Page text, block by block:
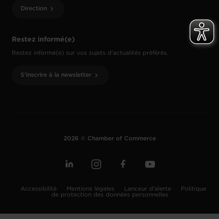
Restez informé(e)
Restez informé(e) sur vos sujets d’actualités préférés.
S'inscrire à la newsletter
Direction
2026 © Chamber of Commerce
Accessibilité Mentions légales Lanceur d'alerte
Politique
de protection des données personnelles